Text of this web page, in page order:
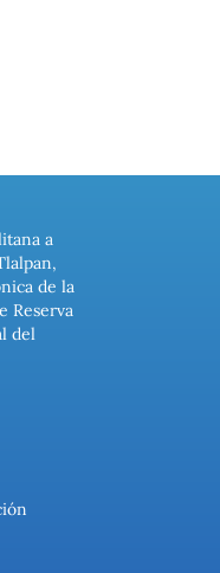
a
de la
Reserva
del